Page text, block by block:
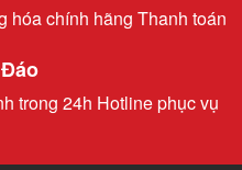
hóa chính hãng Thanh toán
trong 24h Hotline phục vụ